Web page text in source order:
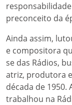
preconceito da
Ainda assim,
e compositora
se das Rádios,
atriz, produtora
década de 1950.
trabalhou na